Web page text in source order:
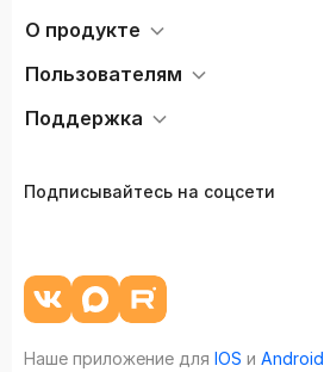
О продукте
Пользователям
Поддержка
Подписывайтесь на соцсети
Наше приложение для IOS и Android